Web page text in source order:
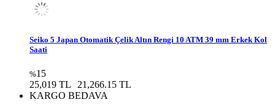
Seiko 5 Japan Otomatik Çelik Altın Rengi 10 ATM 39 mm Erkek Kol
Saati
%15
25,019 TL
21,266.15 TL
KARGO BEDAVA